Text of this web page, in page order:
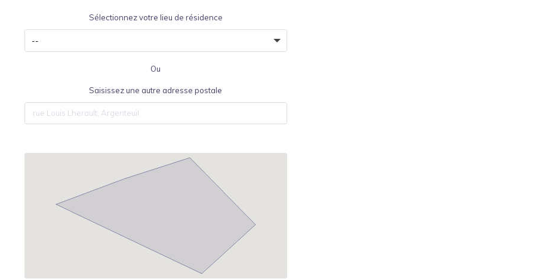
Sélectionnez votre lieu de résidence
Ou
Saisissez une autre adresse postale